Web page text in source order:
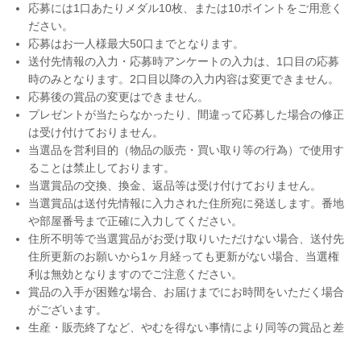
応募には1口あたりメダル10枚、または10ポイントをご用意く
ださい。
応募はお一人様最大50口までとなります。
送付先情報の入力・応募時アンケートの入力は、1口目の応募
時のみとなります。2口目以降の入力内容は変更できません。
応募後の賞品の変更はできません。
プレゼントが当たらなかったり、間違って応募した場合の修正
は受け付けておりません。
当選品を営利目的（物品の販売・買い取り等の行為）で使用す
ることは禁止しております。
当選賞品の交換、換金、返品等は受け付けておりません。
当選賞品は送付先情報に入力された住所宛に発送します。番地
や部屋番号まで正確に入力してください。
住所不明等で当選賞品がお受け取りいただけない場合、送付先
住所更新のお願いから1ヶ月経っても更新がない場合、当選権
利は無効となりますのでご注意ください。
賞品の入手が困難な場合、お届けまでにお時間をいただく場合
がございます。
生産・販売終了など、やむを得ない事情により同等の賞品と差